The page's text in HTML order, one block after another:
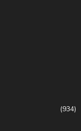
(934)